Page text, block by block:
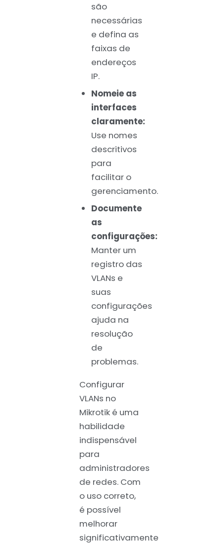
são
necessárias
e defina as
faixas de
endereços
IP.
Nomeie as
interfaces
claramente:
Use nomes
descritivos
para
facilitar o
gerenciamento.
Documente
as
configurações:
Manter um
registro das
VLANs e
suas
configurações
ajuda na
resolução
de
problemas.
Configurar
VLANs no
Mikrotik é uma
habilidade
indispensável
para
administradores
de redes. Com
o uso correto,
é possível
melhorar
significativamente